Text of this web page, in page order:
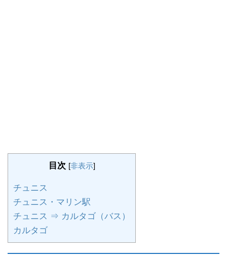
目次 [非表示]
チュニス
チュニス・マリン駅
チュニス ⇒ カルタゴ（バス）
カルタゴ